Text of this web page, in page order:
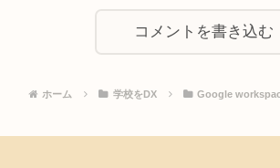
コメントを書き込む
ホーム 学校をDX Google